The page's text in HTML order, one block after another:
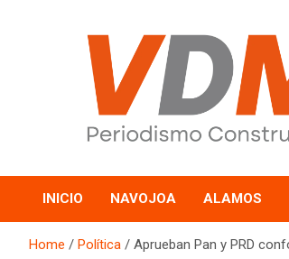
INICIO NAVOJOA ALAMOS
Home Política Aprueban Pan y PRD